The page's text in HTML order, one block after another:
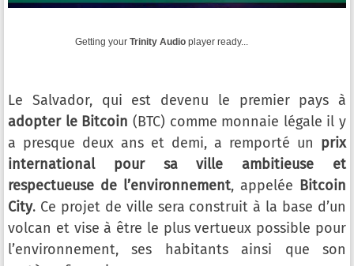
Getting your Trinity Audio player ready...
Le Salvador, qui est devenu le premier pays à
adopter le Bitcoin (BTC) comme monnaie légale il y
a presque deux ans et demi, a remporté un prix
international pour sa ville ambitieuse et
respectueuse de l’environnement, appelée Bitcoin
City. Ce projet de ville sera construit à la base d’un
volcan et vise à être le plus vertueux possible pour
l’environnement, ses habitants ainsi que son